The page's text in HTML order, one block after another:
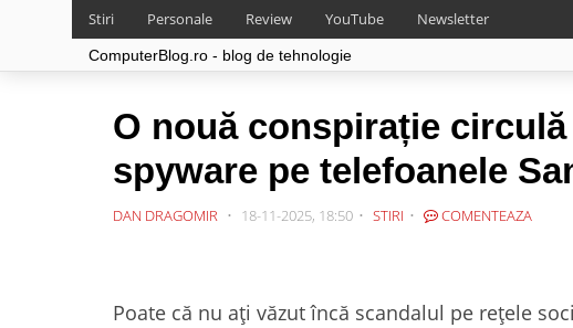
Stiri Personale Review YouTube Newsletter
ComputerBlog.ro - blog de tehnologie
O nouă conspirație
spyware pe telefoanele
DAN DRAGOMIR 18-11-2025, 18:50 STIRI COMENTEAZA
Poate că nu ați văzut încă scandalul pe rețele